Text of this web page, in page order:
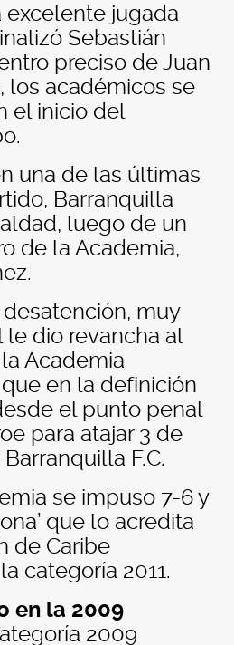
excelente jugada
Sebastián
preciso de Juan
los académicos se
el inicio del
una de las últimas
Barranquilla
luego de un
de la Academia,
muy
dio revancha al
Academia
en la definición
el punto penal
para atajar 3 de
F.C.
se impuso 7-6 y
que lo acredita
de Caribe
categoría 2011.
en la 2009
2009